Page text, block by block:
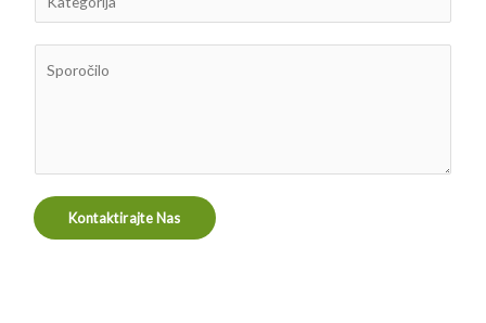
a
h
a
t
a
t
j
a
i
Kontaktirajte Nas